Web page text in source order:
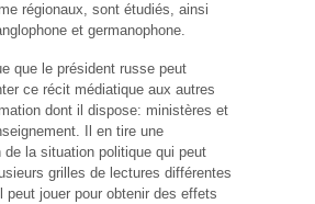
régionaux, sont étudiés, ainsi
et germanophone.
que le président russe peut
ce récit médiatique aux autres
dont il dispose: ministères et
Il en tire une
de la situation politique qui peut
grilles de lectures différentes
peut jouer pour obtenir des effets